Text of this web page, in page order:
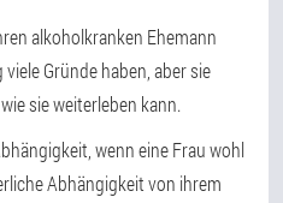
alkoholkranken Ehemann
Gründe haben, aber sie
sie weiterleben kann.
wenn eine Frau wohl
Abhängigkeit von ihrem